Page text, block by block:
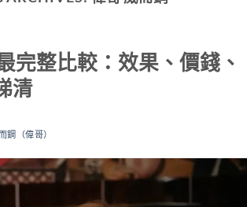
完整比較：效果、價錢、
清
鋼（偉哥）